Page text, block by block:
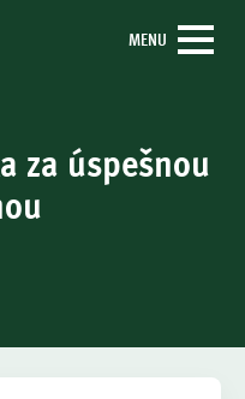
MENU
za úspešnou